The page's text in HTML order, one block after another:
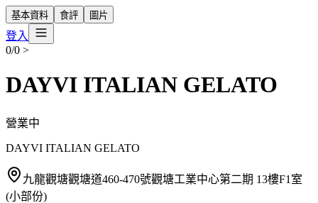
基本資料 食評 圖片
登入
0/0 >
DAYVI ITALIAN GELATO
營業中
DAYVI ITALIAN GELATO
九龍觀塘觀塘道460-470號觀塘工業中心第二期 13樓F1室
(小部份)